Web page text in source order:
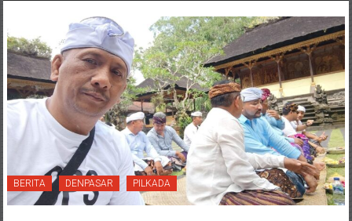
BERITA DENPASAR PILKADA